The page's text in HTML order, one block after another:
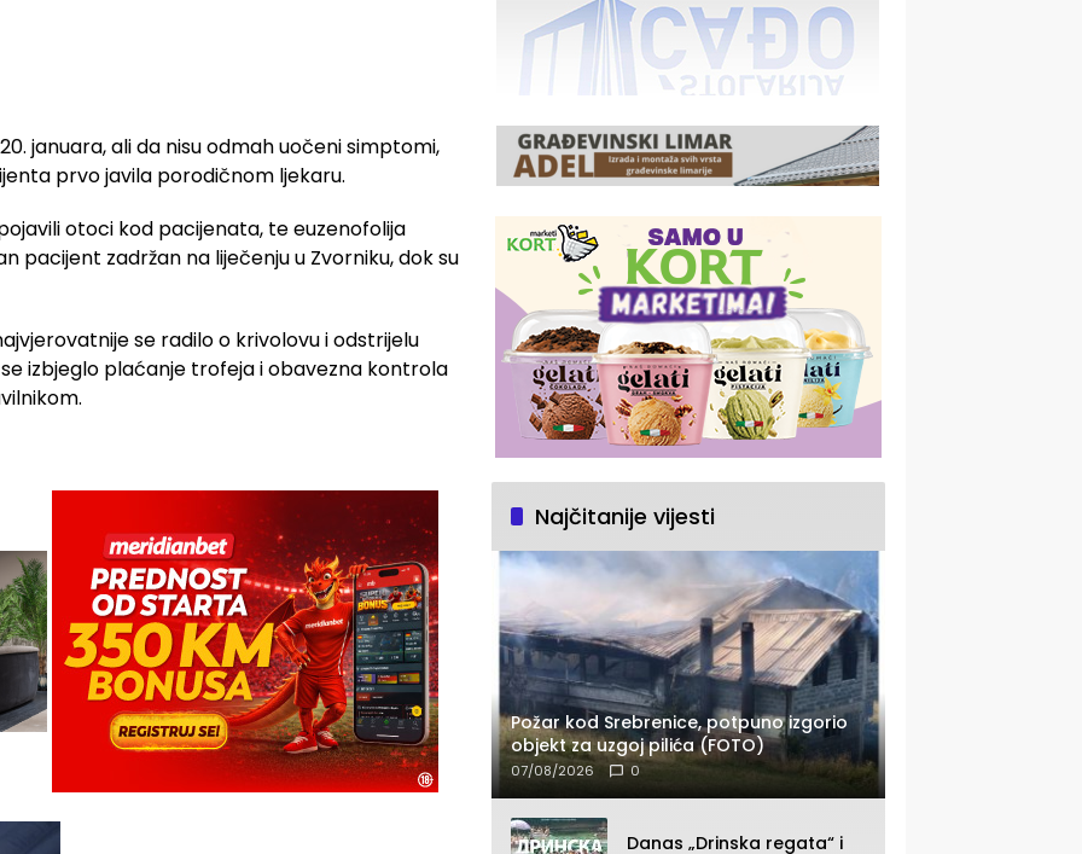
januara, ali da nisu odmah uočeni simptomi,
prvo javila porodičnom ljekaru.
otoci kod pacijenata, te euzenofolija
pacijent zadržan na liječenju u Zvorniku, dok su
se radilo o krivolovu i odstrijelu
izbjeglo plaćanje trofeja i obavezna kontrola
Najčitanije vijesti
Požar kod Srebrenice, potpuno izgorio
objekt za uzgoj pilića (FOTO)
07/08/2026 0
Danas „Drinska regata“ i